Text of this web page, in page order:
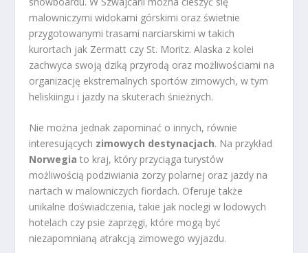
malowniczymi widokami górskimi oraz świetnie
przygotowanymi trasami narciarskimi w takich
kurortach jak Zermatt czy St. Moritz. Alaska z kolei
zachwyca swoją dziką przyrodą oraz możliwościami na
organizację ekstremalnych sportów zimowych, w tym
heliskiingu i jazdy na skuterach śnieżnych.
Nie można jednak zapominać o innych, równie
interesujących zimowych destynacjach. Na przykład
Norwegia to kraj, który przyciąga turystów
możliwością podziwiania zorzy polarnej oraz jazdy na
nartach w malowniczych fiordach. Oferuje także
unikalne doświadczenia, takie jak noclegi w lodowych
hotelach czy psie zaprzęgi, które mogą być
niezapomnianą atrakcją zimowego wyjazdu.